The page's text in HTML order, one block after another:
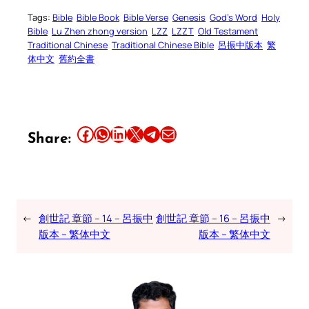
Tags: Bible Bible Book Bible Verse Genesis God’s Word Holy
Bible Lu Zhen zhong version LZZ LZZT Old Testament
Traditional Chinese Traditional Chinese Bible 呂振中版本 繁
体中文 舊約全書
Share: Share this article on Facebook Share this article on WhatsApp Share this article on LinkedIn Share this article on X Share this article on TelegramEmail this Article
← 創世記 章節 – 14 – 呂振中
版本 – 繁体中文
創世記 章節 – 16 – 呂振中
版本 – 繁体中文
→